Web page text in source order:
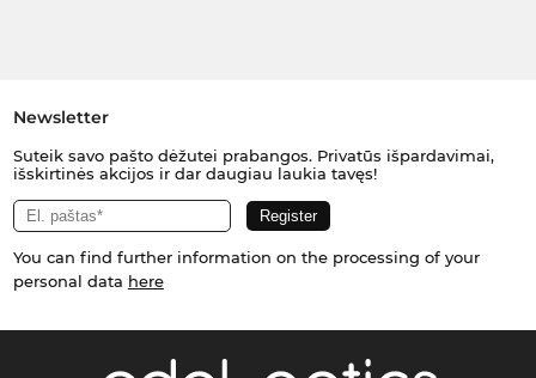
Newsletter
Suteik savo pašto dėžutei prabangos. Privatūs išpardavimai,
išskirtinės akcijos ir dar daugiau laukia tavęs!
You can find further information on the processing of your
personal data here